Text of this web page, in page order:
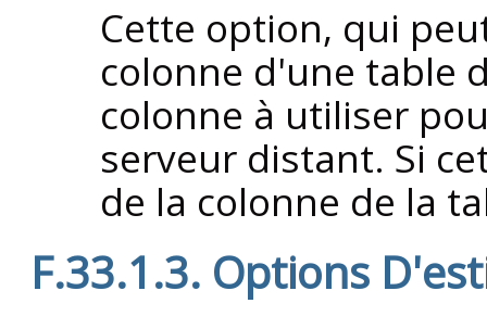
Cette option, qui
colonne d'une table
colonne à utiliser
serveur distant. Si
de la colonne de la
F.33.1.3. Options